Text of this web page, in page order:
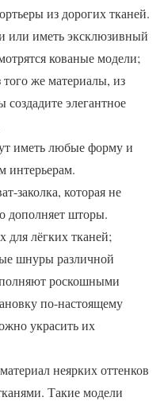
из дорогих тканей.
или иметь эксклюзивный
кованые модели;
же материалы, из
элегантное
иметь любые форму и
интерьерам.
заколка, которая не
дополняет шторы.
для лёгких тканей;
шнуры различной
роскошными
по-настоящему
украсить их
неярких оттенков
Такие модели